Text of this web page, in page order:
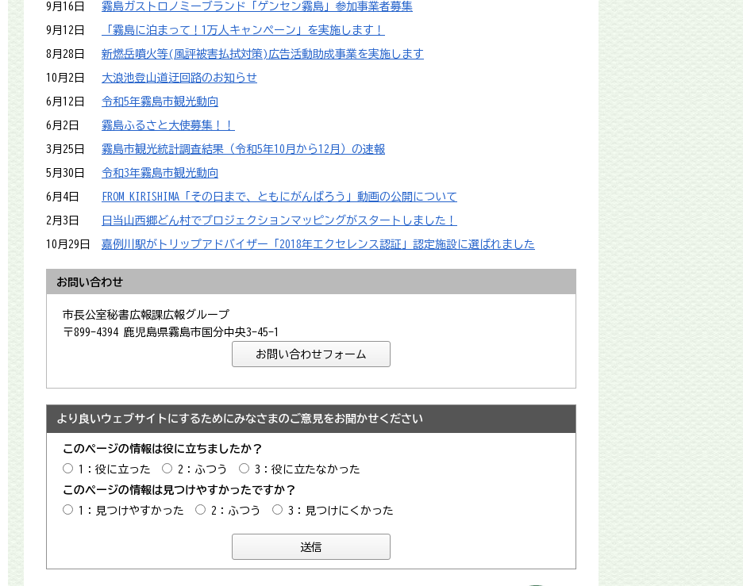
9月16日 霧島ガストロノミーブランド「ゲンセン霧島」参加事業者募集
9月12日 「霧島に泊まって！1万人キャンペーン」を実施します！
8月28日 新燃岳噴火等(風評被害払拭対策)広告活動助成事業を実施します
10月2日 大浪池登山道迂回路のお知らせ
6月12日 令和5年霧島市観光動向
6月2日 霧島ふるさと大使募集！！
3月25日 霧島市観光統計調査結果（令和5年10月から12月）の速報
5月30日 令和3年霧島市観光動向
6月4日 FROM KIRISHIMA「その日まで、ともにがんばろう」動画の公開について
2月3日 日当山西郷どん村でプロジェクションマッピングがスタートしました！
10月29日 嘉例川駅がトリップアドバイザー「2018年エクセレンス認証」認定施設に選ばれました
お問い合わせ
市長公室秘書広報課広報グループ
〒899-4394 鹿児島県霧島市国分中央3-45-1
より良いウェブサイトにするためにみなさまのご意見をお聞かせください
このページの情報は役に立ちましたか？
1：役に立った
2：ふつう
3：役に立たなかった
このページの情報は見つけやすかったですか？
1：見つけやすかった
2：ふつう 3：見つけにくかった